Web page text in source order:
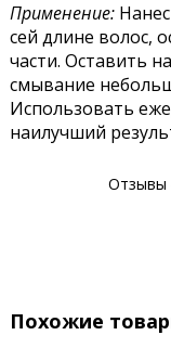
Применение:
сей длине волос,
части. Оставить
смывание
Использовать
наилучший
Отзывы
Похожие